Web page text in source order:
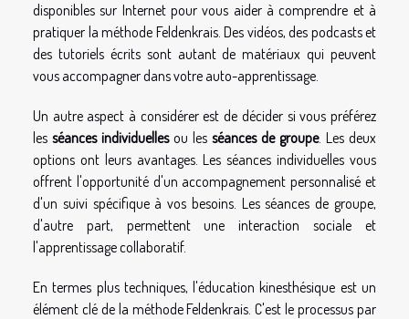
disponibles sur Internet pour vous aider à comprendre et à
pratiquer la méthode Feldenkrais. Des vidéos, des podcasts et
des tutoriels écrits sont autant de matériaux qui peuvent
vous accompagner dans votre auto-apprentissage.
Un autre aspect à considérer est de décider si vous préférez
les séances individuellesou les séances de groupe. Les deux
options ont leurs avantages. Les séances individuelles vous
offrent l'opportunité d'un accompagnement personnalisé et
d'un suivi spécifique à vos besoins. Les séances de groupe,
d'autre part, permettent une interaction sociale et
l'apprentissage collaboratif.
En termes plus techniques, l'éducation kinesthésique est un
élément clé de la méthode Feldenkrais. C'est le processus par